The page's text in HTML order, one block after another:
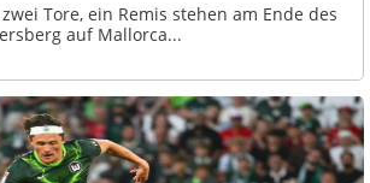
Tore, ein Remis stehen am Ende des
auf Mallorca...